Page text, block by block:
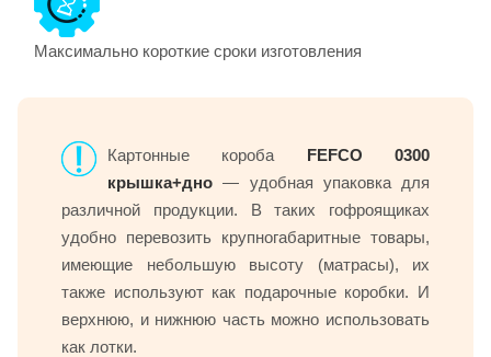
Максимально короткие сроки изготовления
Картонные короба FEFCO 0300
крышка+дно — удобная упаковка для
различной продукции. В таких гофроящиках
удобно перевозить крупногабаритные товары,
имеющие небольшую высоту (матрасы), их
также используют как подарочные коробки. И
верхнюю, и нижнюю часть можно использовать
как лотки.